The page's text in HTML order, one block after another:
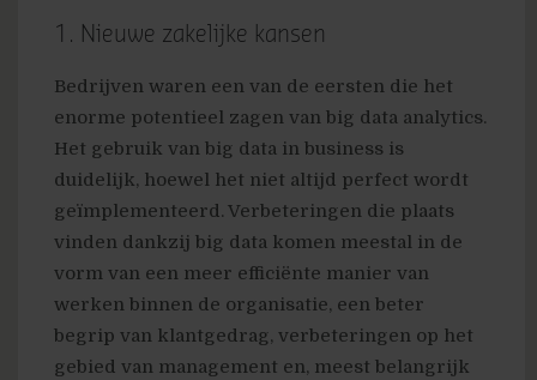
1. Nieuwe zakelijke kansen
Bedrijven waren een van de eersten die het
enorme potentieel zagen van big data analytics.
Het gebruik van big data in business is
duidelijk, hoewel het niet altijd perfect wordt
geïmplementeerd. Verbeteringen die plaats
vinden dankzij big data komen meestal in de
vorm van een meer efficiënte manier van
werken binnen de organisatie, een beter
begrip van klantgedrag, verbeteringen op het
gebied van management en, meest belangrijk